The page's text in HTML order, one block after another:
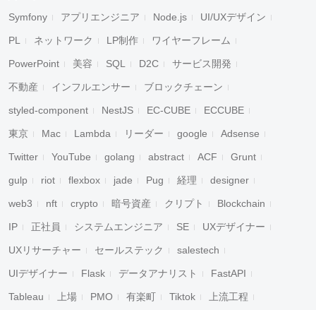
Symfony アプリエンジニア Node.js UI/UXデザイン
PL ネットワーク LP制作 ワイヤーフレーム
PowerPoint 美容 SQL D2C サービス開発
不動産 インフルエンサー ブロックチェーン
styled-component NestJS EC-CUBE ECCUBE
東京 Mac Lambda リーダー google Adsense
Twitter YouTube golang abstract ACF Grunt
gulp riot flexbox jade Pug 経理 designer
web3 nft crypto 暗号資産 クリプト Blockchain
IP 正社員 システムエンジニア SE UXデザイナー
UXリサーチャー セールステック salestech
UIデザイナー Flask データアナリスト FastAPI
Tableau 上場 PMO 有楽町 Tiktok 上流工程